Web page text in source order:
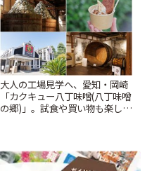
大人の工場見学へ、愛知・岡崎
「カクキュー八丁味噌(八丁味噌
の郷)」。試食や買い物も楽しみ